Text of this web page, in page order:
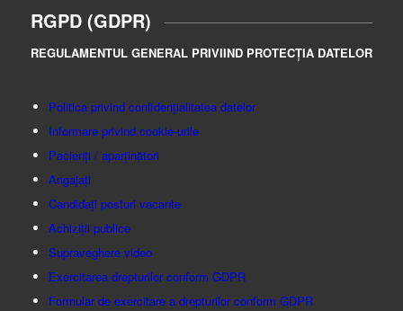
RGPD (GDPR)
REGULAMENTUL GENERAL PRIVIIND PROTECȚIA DATELOR
Politica privind confidențialitatea datelor
Informare privind cookie-urile
Pacienți / aparținători
Angajați
Candidați posturi vacante
Achiziții publice
Supraveghere video
Exercitarea drepturilor conform GDPR
Formular de exercitare a drepturilor conform GDPR